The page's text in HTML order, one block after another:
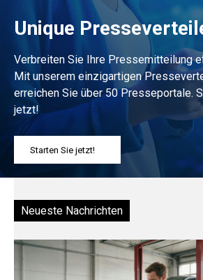
Unique
Verbreiten Sie Ihre Pressemitteilung
Mit unserem einzigartigen
erreichen Sie über 50 Presseportale.
jetzt!
Starten Sie jetzt!
Neueste Nachrichten